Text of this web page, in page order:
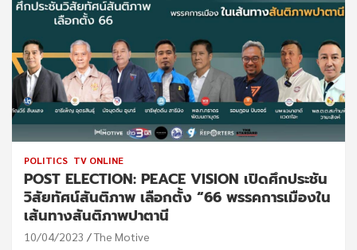
POLITICS TV ONLINE
POST ELECTION: PEACE VISION เปิดศึกประชัน
วิสัยทัศน์สันติภาพ เลือกตั้ง “66 พรรคการเมืองใน
เส้นทางสันติภาพปาตานี
10/04/2023 The Motive